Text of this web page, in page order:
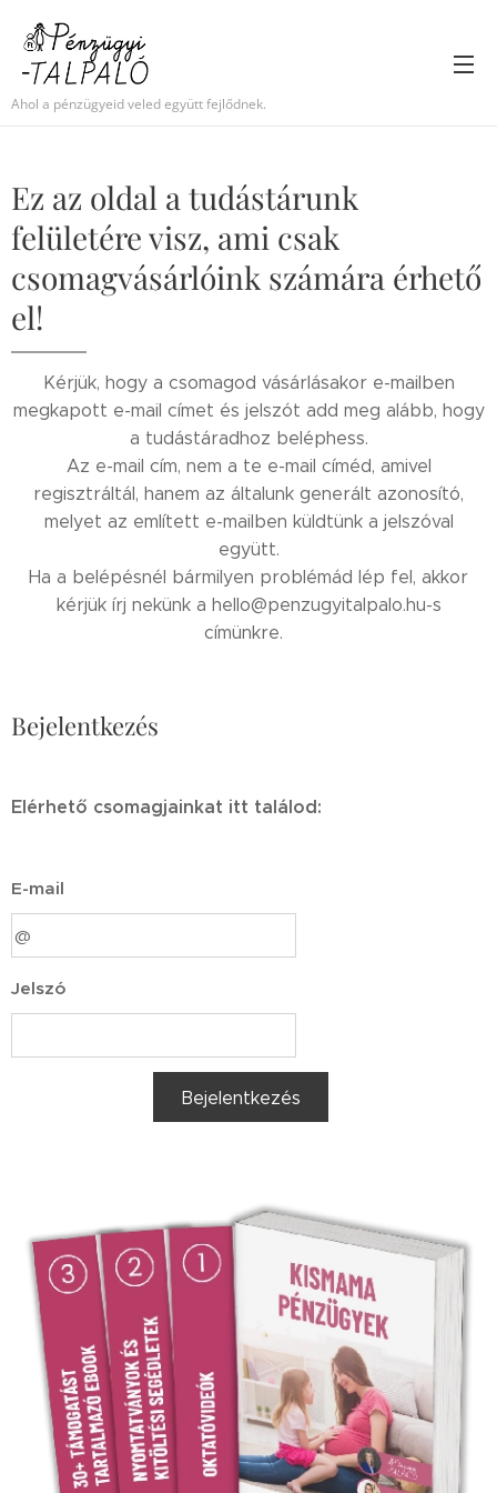
Ahol a pénzügyeid veled együtt fejlődnek.
Ez az oldal a tudástárunk
felületére visz, ami csak
csomagvásárlóink számára érhető
el!
Kérjük, hogy a csomagod vásárlásakor e-mailben
megkapott e-mail címet és jelszót add meg alább, hogy
a tudástáradhoz beléphess.
Az e-mail cím, nem a te e-mail címéd, amivel
regisztráltál, hanem az általunk generált azonosító,
melyet az említett e-mailben küldtünk a jelszóval
együtt.
Ha a belépésnél bármilyen problémád lép fel, akkor
kérjük írj nekünk a hello@penzugyitalpalo.hu-s
címünkre.
Bejelentkezés
Elérhető csomagjainkat itt találod:
E-mail
Jelszó
Bejelentkezés